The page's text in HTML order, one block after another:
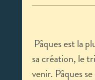
Pâques est la
sa création, le
venir. Pâques